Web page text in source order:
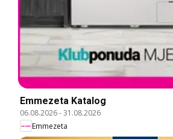
Emmezeta Katalog
06.08.2026-31.08.2026
Emmezeta